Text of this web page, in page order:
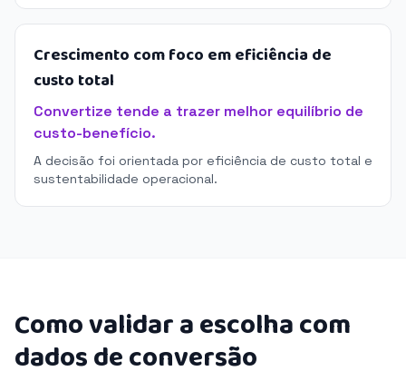
Crescimento com foco em eficiência de
custo total
Convertize tende a trazer melhor equilíbrio de
custo-benefício.
A decisão foi orientada por eficiência de custo total e
sustentabilidade operacional.
Como validar a escolha com
dados de conversão